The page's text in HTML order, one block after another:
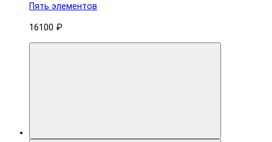
Пять элементов
16100 ₽